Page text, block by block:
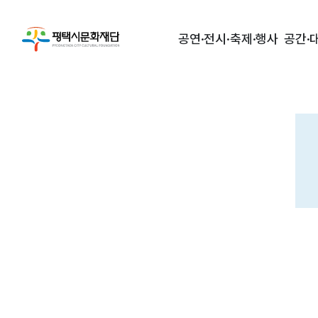
공연·전시·축제·행사 공간·